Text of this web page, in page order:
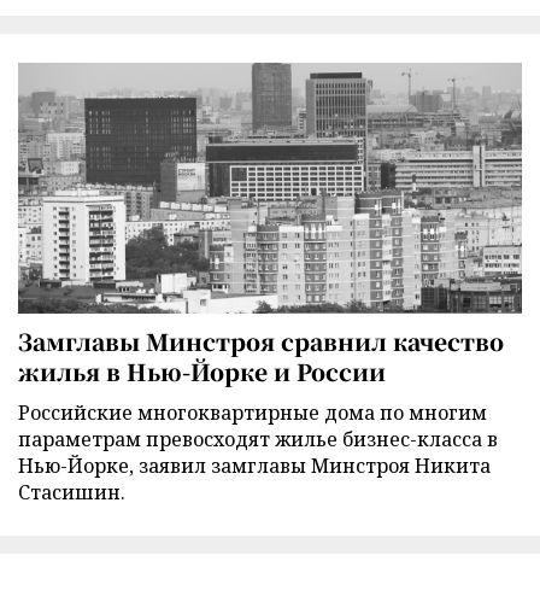
Замглавы Минстроя сравнил качество
жилья в Нью-Йорке и России
Российские многоквартирные дома по многим
параметрам превосходят жилье бизнес-класса в
Нью-Йорке, заявил замглавы Минстроя Никита
Стасишин.